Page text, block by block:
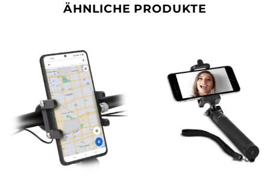
ÄHNLICHE PRODUKTE